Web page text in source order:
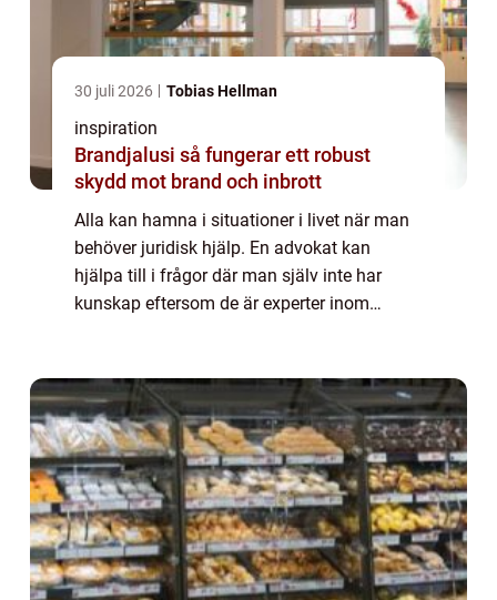
30 juli 2026 Tobias Hellman
inspiration
Brandjalusi så fungerar ett robust
skydd mot brand och inbrott
Alla kan hamna i situationer i livet när man
behöver juridisk hjälp. En advokat kan
hjälpa till i frågor där man själv inte har
kunskap eftersom de är experter inom
fastighetsfråg...